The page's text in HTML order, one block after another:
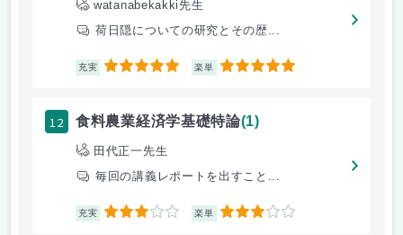
watanabekakki先生
荷日隠についての研究とその歴...
充実 5 楽単 5
12 食料農業経済学基礎特論(1)
田代正一先生
毎回の講義レポートを出すこと...
充実 3 楽単 3